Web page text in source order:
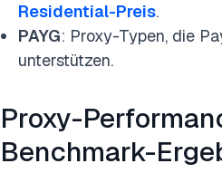
Residential-Preis.
PAYG: Proxy-Typen, die
unterstützen.
Proxy-
Benchmark-